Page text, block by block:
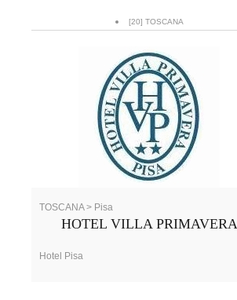
[20] TOSCANA
TOSCANA > Pisa
HOTEL VILLA PRIMAVERA
Hotel Pisa